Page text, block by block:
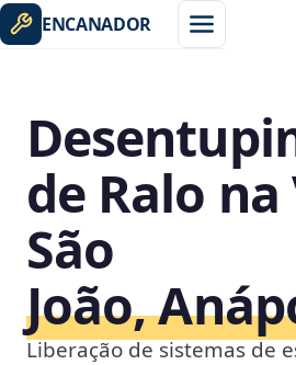
ENCANADOR
de Ralo na
São
João,
Liberação de sistemas de